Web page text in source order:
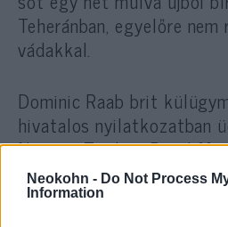
Neokohn - Do Not Process
Information
Teheránban, egyelőre
vádakkal.
Dominic Raab brit
hivatalos nyilatkozatban
Nazanin Zaghari-Ratcliffe
megszabadulhatott a
évig hordott